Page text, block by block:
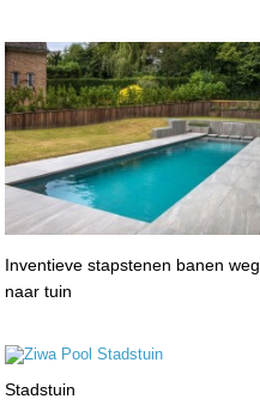
Inventieve stapstenen banen weg
naar tuin
Stadstuin